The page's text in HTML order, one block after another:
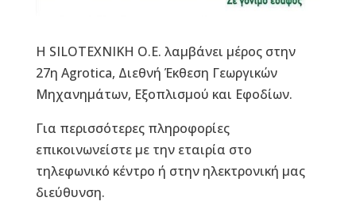
Η SILOΤΕΧΝΙΚΗ Ο.Ε. λαμβάνει μέρος στην
27η Agrotica, Διεθνή Έκθεση Γεωργικών
Μηχανημάτων, Εξοπλισμού και Εφοδίων.
Για περισσότερες πληροφορίες
επικοινωνείστε με την εταιρία στο
τηλεφωνικό κέντρο ή στην ηλεκτρονική μας
διεύθυνση.